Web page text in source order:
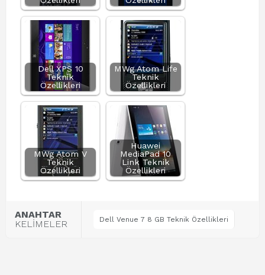
Dell XPS 10
Teknik
Özellikleri
MWg Atom Life
Teknik
Özellikleri
MWg Atom V
Teknik
Özellikleri
Huawei
MediaPad 10
Link Teknik
Özellikleri
ANAHTAR
KELİMELER
Dell Venue 7 8 GB Teknik Özellikleri